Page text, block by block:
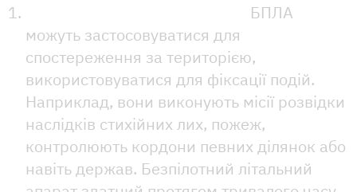
БПЛА
можуть застосовуватися для
спостереження за територією,
використовуватися для фіксації подій.
Наприклад, вони виконують місії розвідки
наслідків стихійних лих, пожеж,
контролюють кордони певних ділянок або
навіть держав. Безпілотний літальний